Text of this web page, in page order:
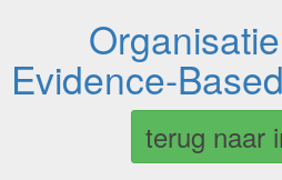
Evidence-
terug naar